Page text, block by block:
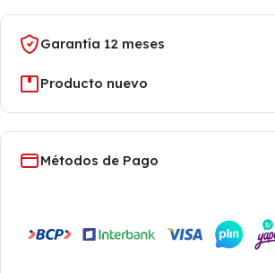
Garantía 12 meses
Producto nuevo
Métodos de Pago